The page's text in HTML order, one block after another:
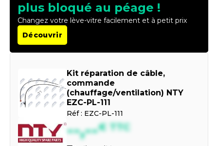
plus bloqué au péage !
Changez votre lève-vitre facilement et à petit prix
Découvrir
Kit réparation de câble,
commande
(chauffage/ventilation) NTY
EZC-PL-111
Réf : EZC-PL-111
--,--€ TTC